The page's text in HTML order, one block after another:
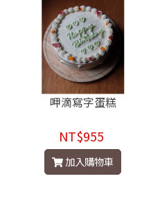
呷滴寫字蛋糕
NT$955
加入購物車